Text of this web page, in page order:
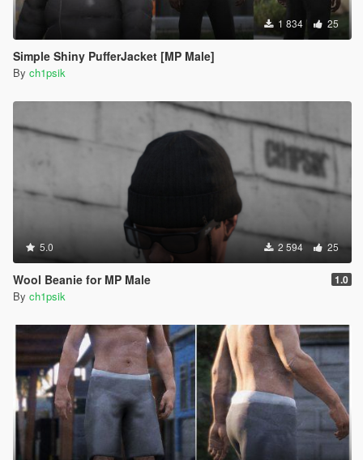
1 834 25
Simple Shiny PufferJacket [MP Male]
By ch1psik
5.0 2 594 25
Wool Beanie for MP Male 1.0
By ch1psik